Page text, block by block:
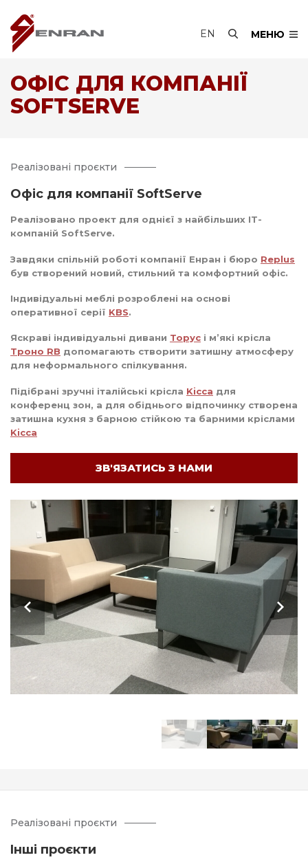
EN МЕНЮ
ОФІС ДЛЯ КОМПАНІЇ
SOFTSERVE
Реалізовані проєкти
Офіс для компанії SoftServe
Реалізовано проект для однієї з найбільших IT-
компаній SoftServe.
Завдяки спільній роботі компанії Енран і бюро Replus
був створений новий, стильний та комфортний офіс.
Індивідуальні меблі розроблені на основі
оперативної серії KBS.
Яскраві індивідуальні дивани Торус і м’які крісла
Троно RB допомагають створити затишну атмосферу
для неформального спілкування.
Підібрані зручні італійські крісла Kicca для
конференц зон, а для обіднього відпочинку створена
затишна кухня з барною стійкою та барними кріслами
Kicca
ЗВ'ЯЗАТИСЬ З НАМИ
Реалізовані проєкти
Iнші проєкти